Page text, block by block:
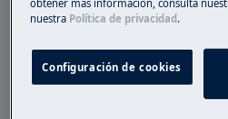
Clase ST = 18-38 °C
Clase SN/T = 10-38 °C
Ubicación de la
climática en la placa de
nuestra Política de privacidad.
Configuración de cookies